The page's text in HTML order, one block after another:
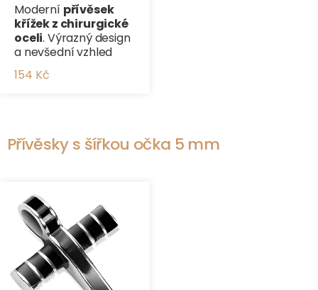
Moderní přívěsek
křížek z chirurgické
oceli. Výrazný design
a nevšední vzhled
154 Kč
Přívěsky s šířkou očka 5 mm